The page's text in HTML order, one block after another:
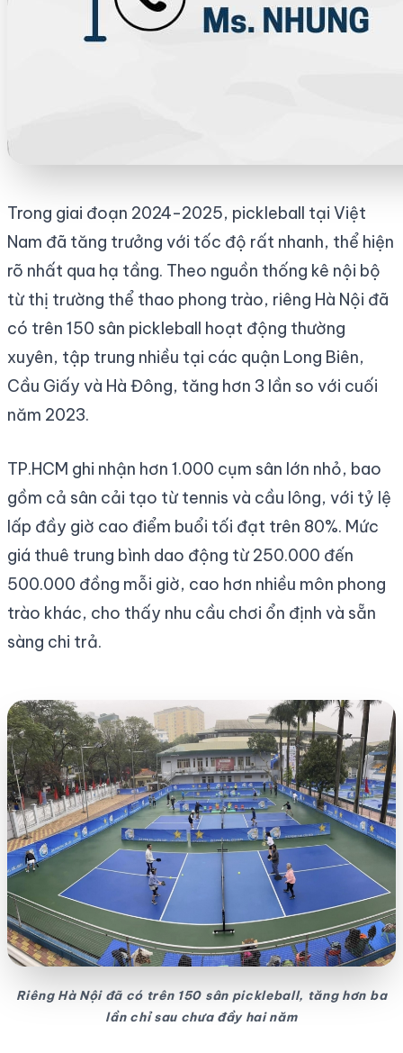
Trong giai đoạn 2024-2025, pickleball tại Việt
Nam đã tăng trưởng với tốc độ rất nhanh, thể hiện
rõ nhất qua hạ tầng. Theo nguồn thống kê nội bộ
từ thị trường thể thao phong trào, riêng Hà Nội đã
có trên 150 sân pickleball hoạt động thường
xuyên, tập trung nhiều tại các quận Long Biên,
Cầu Giấy và Hà Đông, tăng hơn 3 lần so với cuối
năm 2023.
TP.HCM ghi nhận hơn 1.000 cụm sân lớn nhỏ, bao
gồm cả sân cải tạo từ tennis và cầu lông, với tỷ lệ
lấp đầy giờ cao điểm buổi tối đạt trên 80%. Mức
giá thuê trung bình dao động từ 250.000 đến
500.000 đồng mỗi giờ, cao hơn nhiều môn phong
trào khác, cho thấy nhu cầu chơi ổn định và sẵn
sàng chi trả.
Riêng Hà Nội đã có trên 150 sân pickleball, tăng hơn ba
lần chỉ sau chưa đầy hai năm